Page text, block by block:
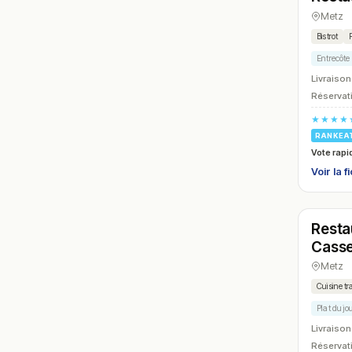
Metz
Bistrot
Entrecôte
Livraison
Vote
Voir la
N° 24
Fermé
Metz
Cuisine
Plat du
Livraison